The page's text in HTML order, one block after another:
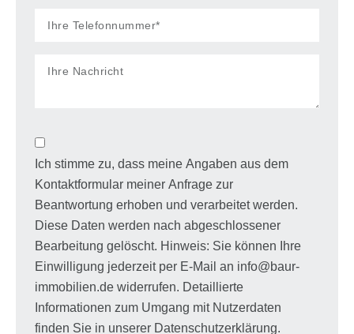
Ich stimme zu, dass meine Angaben aus dem
Kontaktformular meiner Anfrage zur
Beantwortung erhoben und verarbeitet werden.
Diese Daten werden nach abgeschlossener
Bearbeitung gelöscht. Hinweis: Sie können Ihre
Einwilligung jederzeit per E-Mail an info@baur-
immobilien.de widerrufen. Detaillierte
Informationen zum Umgang mit Nutzerdaten
finden Sie in unserer Datenschutzerklärung.